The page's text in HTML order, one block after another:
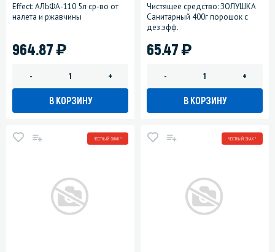
Effect: АЛЬФА-110 5л ср-во от
налета и ржавчины
964.87)
- +
В КОРЗИНУ
Чистящее средство: ЗОЛУШКА
Санитарный 400г порошок с
дез.эфф.
65.47)
- +
В КОРЗИНУ
ЧЕСТНЫЙ ЗНАК * ЧЕСТНЫЙ ЗНАК *